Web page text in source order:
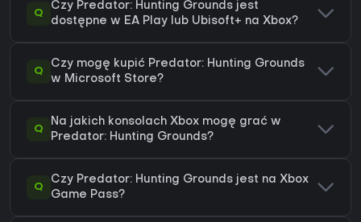
Q
Czy Predator: Hunting Grounds jest
dostępne w EA Play lub Ubisoft+ na Xbox?
Q
Czy mogę kupić Predator: Hunting Grounds
w Microsoft Store?
Q
Na jakich konsolach Xbox mogę grać w
Predator: Hunting Grounds?
Q
Czy Predator: Hunting Grounds jest na Xbox
Game Pass?